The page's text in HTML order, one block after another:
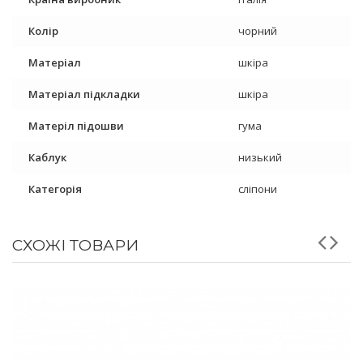
Колір чорний
Матеріал шкіра
Матеріал підкладки шкіра
Матеріл підошви гума
Каблук низький
Категорія сліпони
СХОЖІ ТОВАРИ